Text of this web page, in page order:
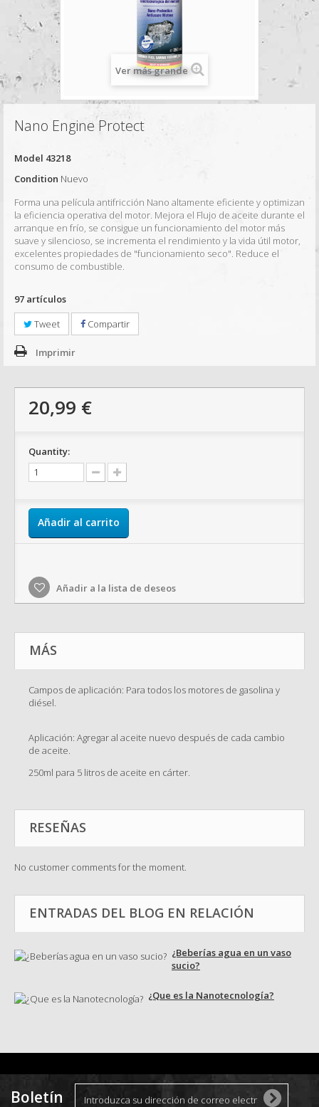
Ver más grande
Nano Engine Protect
Model 43218
Condition Nuevo
Forma una película antifricción Nano altamente eficiente y optimizan
la eficiencia operativa del motor. Mejora el Flujo de aceite durante el
arranque en frío, se consigue un funcionamiento del motor más
suave y silencioso, se incrementa el rendimiento y la vida útil motor,
excelentes propiedades de "funcionamiento seco". Reduce el
consumo de combustible.
97 artículos
Tweet
Compartir
Imprimir
20,99 €
Quantity:
Añadir al carrito
Añadir a la lista de deseos
MÁS
Campos de aplicación: Para todos los motores de gasolina y
diésel.
Aplicación: Agregar al aceite nuevo después de cada cambio
de aceite.
250ml para 5 litros de aceite en cárter.
RESEÑAS
No customer comments for the moment.
ENTRADAS DEL BLOG EN RELACIÓN
¿Beberías agua en un vaso
sucio?
¿Que es la Nanotecnología?
Boletín